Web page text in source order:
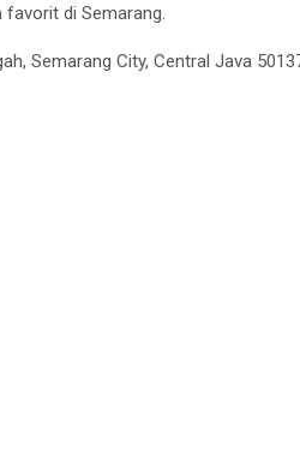
di Semarang.
Semarang City, Central Java